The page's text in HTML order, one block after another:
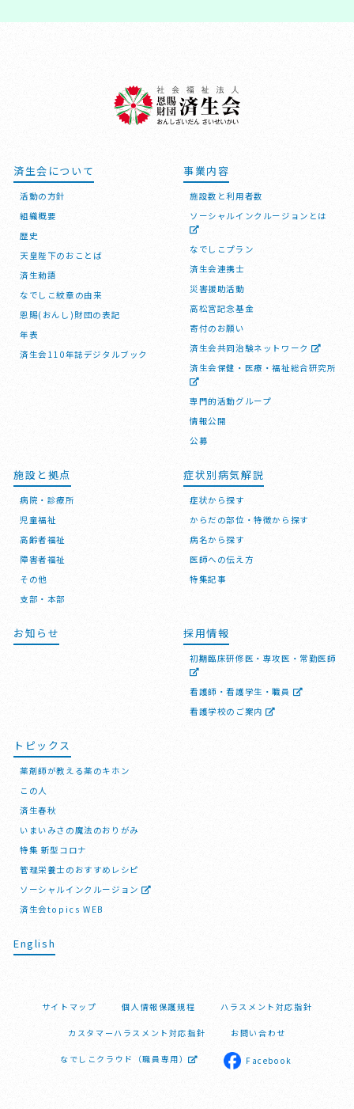
済生会について
活動の方針
組織概要
歴史
天皇陛下のおことば
済生勅語
なでしこ紋章の由来
恩賜(おんし)財団の表記
年表
済生会110年誌デジタルブック
事業内容
施設数と利用者数
ソーシャルインクルージョンとは
なでしこプラン
済生会連携士
災害援助活動
高松宮記念基金
寄付のお願い
済生会共同治験ネットワーク
済生会保健・医療・福祉総合研究所
専門的活動グループ
情報公開
公募
施設と拠点
病院・診療所
児童福祉
高齢者福祉
障害者福祉
その他
支部・本部
症状別病気解説
症状から探す
からだの部位・特徴から探す
病名から探す
医師への伝え方
特集記事
お知らせ 採用情報
初期臨床研修医・専攻医・常勤医師
看護師・看護学生・職員
看護学校のご案内
トピックス
薬剤師が教える薬のキホン
この人
済生春秋
いまいみさの魔法のおりがみ
特集 新型コロナ
管理栄養士のおすすめレシピ
ソーシャルインクルージョン
済生会topics WEB
English
サイトマップ 個人情報保護規程 ハラスメント対応指針
カスタマーハラスメント対応指針 お問い合わせ
なでしこクラウド（職員専用） Facebook